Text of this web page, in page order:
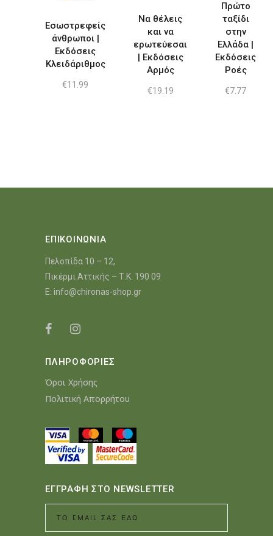
Εσωστρεφείς
άνθρωποι |
Εκδόσεις
Κλειδάριθμος
€11.99
Να θέλεις
και να
ερωτεύεσαι
| Εκδόσεις
Αρμός
€19.19
Πρώτο
ταξίδι
στην
Ελλάδα |
Εκδόσεις
Ροές
€7.77
ΕΠΙΚΟΙΝΩΝΙΑ
Πελοπίδα 10 – 12,
Πικέρμι Αττικής – Τ.Κ. 190 09
E: info@chironas-shop.gr
ΠΛΗΡΟΦΟΡΙΕΣ
Όροι Χρήσης
Πολιτική Απορρήτου
ΕΓΓΡΑΦΗ ΣΤΟ NEWSLETTER